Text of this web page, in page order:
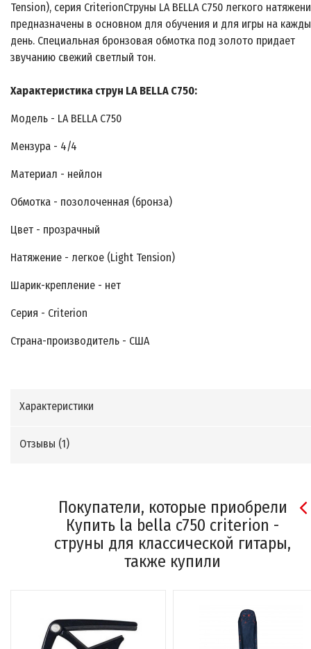
Tension), серия CriterionСтруны LA BELLA C750 легкого
предназначены в основном для обучения и для игры на
день. Специальная бронзовая обмотка под золото придает
звучанию свежий светлый тон.
Характеристика струн LA BELLA C750:
Модель - LA BELLA C750
Мензура - 4/4
Материал - нейлон
Обмотка - позолоченная (бронза)
Цвет - прозрачный
Натяжение - легкое (Light Tension)
Шарик-крепление - нет
Серия - Criterion
Страна-производитель - США
Характеристики
Отзывы (1)
Покупатели, которые приобрели
Купить la bella c750 criterion -
струны для классической гитары,
также купили